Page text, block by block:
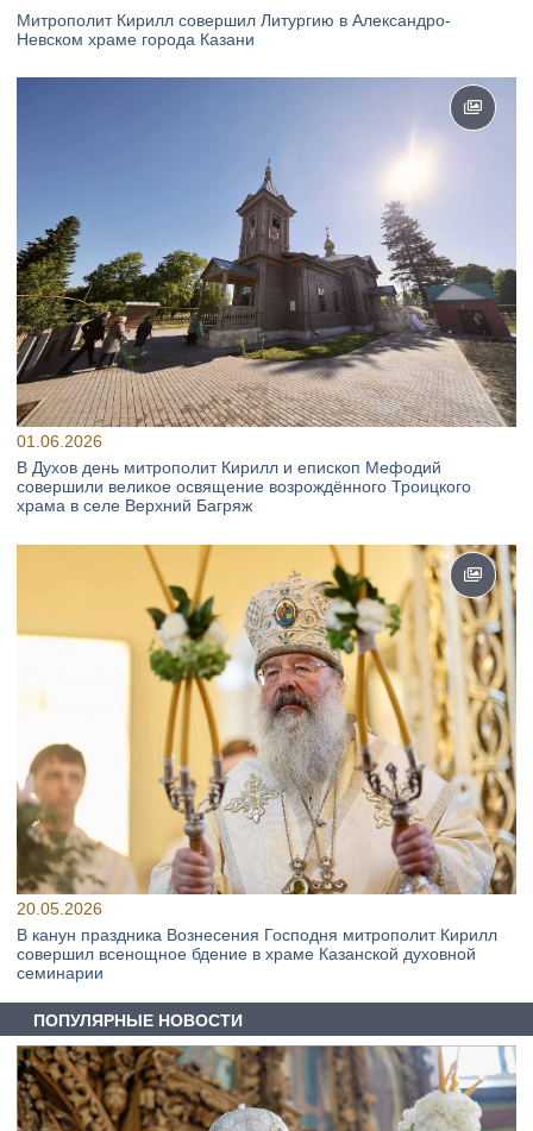
Митрополит Кирилл совершил Литургию в Александро-
Невском храме города Казани
01.06.2026
В Духов день митрополит Кирилл и епископ Мефодий
совершили великое освящение возрождённого Троицкого
храма в селе Верхний Багряж
20.05.2026
В канун праздника Вознесения Господня митрополит Кирилл
совершил всенощное бдение в храме Казанской духовной
семинарии
ПОПУЛЯРНЫЕ НОВОСТИ